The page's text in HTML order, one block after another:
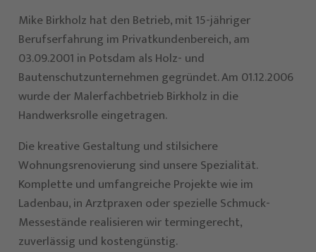
Mike Birkholz hat den Betrieb, mit 15-jähriger
Berufserfahrung im Privatkundenbereich, am
03.09.2001 in Potsdam als Holz- und
Bautenschutzunternehmen gegründet. Am 01.12.2006
wurde der Malerfachbetrieb Birkholz in die
Handwerksrolle eingetragen.
Die kreative Gestaltung und stilsichere
Wohnungsrenovierung sind unsere Spezialität.
Komplette und umfangreiche Projekte wie im
Ladenbau, in Arztpraxen oder spezielle Schmuck-
Messestände realisieren wir termingerecht,
zuverlässig und kostengünstig.